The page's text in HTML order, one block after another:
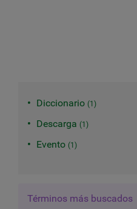
Diccionario 1
Descarga 1
Evento 1
Términos más buscados